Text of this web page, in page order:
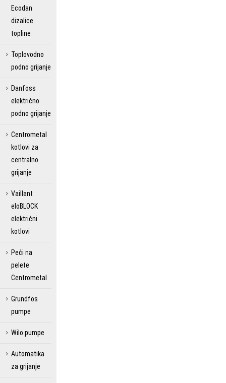
Ecodan
dizalice
topline
Toplovodno
podno grijanje
Danfoss
električno
podno grijanje
Centrometal
kotlovi za
centralno
grijanje
Vaillant
eloBLOCK
električni
kotlovi
Peći na
pelete
Centrometal
Grundfos
pumpe
Wilo pumpe
Automatika
za grijanje